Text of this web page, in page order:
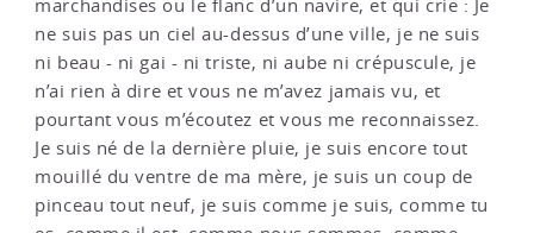
marchandises ou le flanc d’un navire, et qui crie : Je
ne suis pas un ciel au-dessus d’une ville, je ne suis
ni beau - ni gai - ni triste, ni aube ni crépuscule, je
n’ai rien à dire et vous ne m’avez jamais vu, et
pourtant vous m’écoutez et vous me reconnaissez.
Je suis né de la dernière pluie, je suis encore tout
mouillé du ventre de ma mère, je suis un coup de
pinceau tout neuf, je suis comme je suis, comme tu